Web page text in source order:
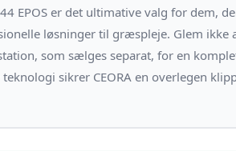
EPOS er det ultimative valg for dem,
løsninger til græspleje. Glem ikke
som sælges separat, for en
sikrer CEORA en overlegen